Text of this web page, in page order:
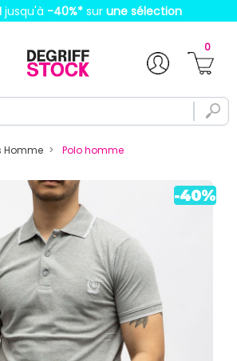
jusqu'à -40%* sur une sélection
0
Homme Polo homme